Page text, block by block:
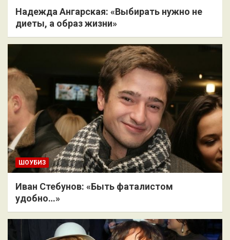
Надежда Ангарская: «Выбирать нужно не
диеты, а образ жизни»
ШОУБИЗ
Иван Стебунов: «Быть фаталистом
удобно…»